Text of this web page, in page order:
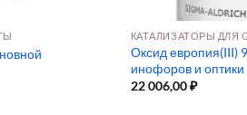
КАТАЛИЗАТОРЫ ДЛЯ
Оксид европия(III)
инофоров и оптики
22 006,00₽